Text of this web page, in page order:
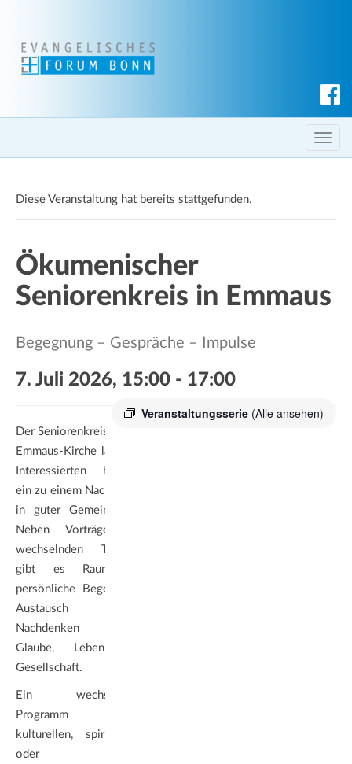
c
h T
o
l
v
o
Diese Veranstaltung hat bereits stattgefunden.
Ökumenischer
Seniorenkreis in Emmaus
Begegnung – Gespräche – Impulse
7. Juli 2026, 15:00 - 17:00
Veranstaltungsserie (Alle ansehen)
Der Seniorenkreis an der
Emmaus-Kirche lädt alle
Interessierten herzlich
ein zu einem Nachmittag
in guter Gemeinschaft.
Neben Vorträgen zu
wechselnden Themen
gibt es Raum für
persönliche Begegnung,
Austausch und
Nachdenken über
Glaube, Leben und
Gesellschaft.
Ein wechselndes
Programm mit
kulturellen, spirituellen
oder auch